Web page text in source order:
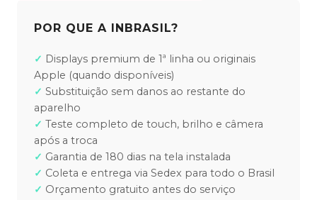
POR QUE A INBRASIL?
Displays premium de 1ª linha ou originais
Apple (quando disponíveis)
Substituição sem danos ao restante do
aparelho
Teste completo de touch, brilho e câmera
após a troca
Garantia de 180 dias na tela instalada
Coleta e entrega via Sedex para todo o Brasil
Orçamento gratuito antes do serviço